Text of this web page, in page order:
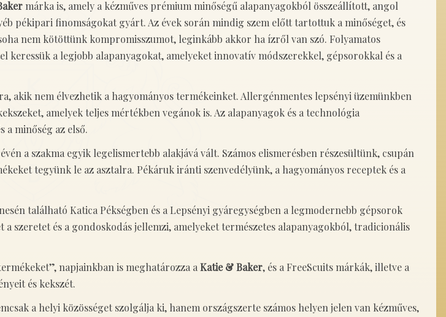
márka is, amely a kézműves prémium minőségű alapanyagokból összeállított, angol
pékipari finomságokat gyárt. Az évek során mindig szem előtt tartottuk a minőséget, és
nem kötöttünk kompromisszumot, leginkább akkor ha ízről van szó. Folyamatos
keressük a legjobb alapanyagokat, amelyeket innovatív módszerekkel, gépsorokkal és a
akik nem élvezhetik a hagyományos termékeinket. Allergénmentes lepsényi üzemünkben
amelyek teljes mértékben vegánok is. Az alapanyagok és a technológia
a minőség az első.
a szakma egyik legelismertebb alakjává vált. Számos elismerésben részesültünk, csupán
tegyünk le az asztalra. Pékáruk iránti szenvedélyünk, a hagyományos receptek és a
található Katica Pékségben és a Lepsényi gyáregységben a legmodernebb gépsorok
szeretet és a gondoskodás jellemzi, amelyeket természetes alapanyagokból, tradicionális
napjainkban is meghatározza a Katie & Baker, és a FreeScuits márkák, illetve a
és kekszét.
a helyi közösséget szolgálja ki, hanem országszerte számos helyen jelen van kézműves,